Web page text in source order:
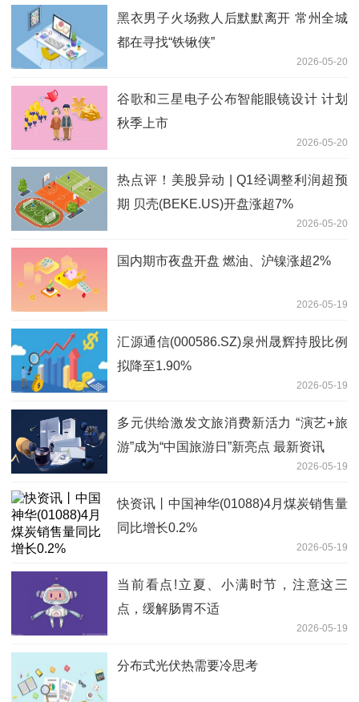
黑衣男子火场救人后默默离开 常州全城
都在寻找“铁锹侠”
2026-05-20
谷歌和三星电子公布智能眼镜设计 计划
秋季上市
2026-05-20
热点评！美股异动 | Q1经调整利润超预
期 贝壳(BEKE.US)开盘涨超7%
2026-05-20
国内期市夜盘开盘 燃油、沪镍涨超2%
2026-05-19
汇源通信(000586.SZ)泉州晟辉持股比例
拟降至1.90%
2026-05-19
多元供给激发文旅消费新活力 “演艺+旅
游”成为“中国旅游日”新亮点 最新资讯
2026-05-19
快资讯丨中国神华(01088)4月煤炭销售量
同比增长0.2%
2026-05-19
当前看点!立夏、小满时节，注意这三
点，缓解肠胃不适
2026-05-19
分布式光伏热需要冷思考